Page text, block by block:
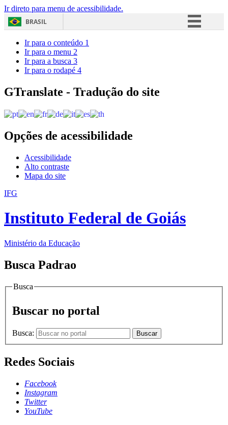
Ir direto para menu de acessibilidade.
BRASIL
Acesso à informação
Ir para o conteúdo 1
Ir para o menu 2
Ir para a busca 3
Ir para o rodapé 4
GTranslate - Tradução do site
Opções de acessibilidade
Acessibilidade
Alto contraste
Mapa do site
IFG
Instituto Federal de Goiás
Ministério da Educação
Busca Padrao
Busca
Buscar no portal
Busca: Buscar
Redes Sociais
Facebook
Instagram
Twitter
YouTube